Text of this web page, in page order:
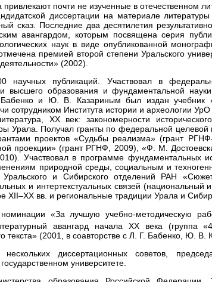
почти не изученные в отечественном
диссертации на материале
сказ. Последние два десятилетия
авангардом, которым посвящена серия
наук в виде опубликованной
премией второй степени Уральского
(2002).
публикаций. Участвовал в
высшего образования и фундаментальной
и Ю. В. Казариным был издан учебник
сотрудником Института истории и археологии
ХХ век: закономерности
Урала. Получал гранты по федеральной
проектов «Судьбы реализма» (грант
проекции» (грант РГНФ, 2009), «Ф. М.
Участвовал в программе фундаментальных
природной среды, социальным и
Уральского и Сибирского отделений РАН
и интертекстуальных связей (национальный
XII–XX вв. и региональные традиции Урала и
«За лучшую учебно-методическую
авангард начала ХХ века (группа
текста» (2001, в соавторстве с Л. Г. Бабенко, Ю. В.
диссертационных советов,
университете.